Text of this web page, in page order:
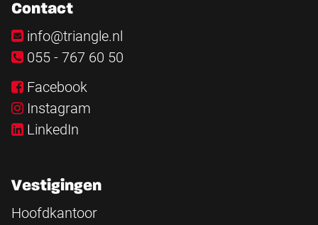
Contact
info@triangle.nl
055 - 767 60 50
Facebook
Instagram
LinkedIn
Vestigingen
Hoofdkantoor